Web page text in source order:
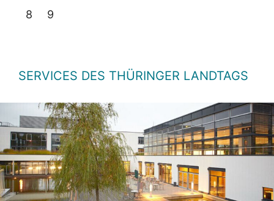
8 9
SERVICES DES THÜRINGER LANDTAGS